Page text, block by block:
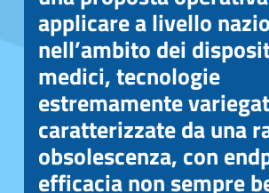
applicare a livello
nell’ambito dei
medici, tecnologie
estremamente
caratterizzate da una
obsolescenza, con
efficacia non sempre